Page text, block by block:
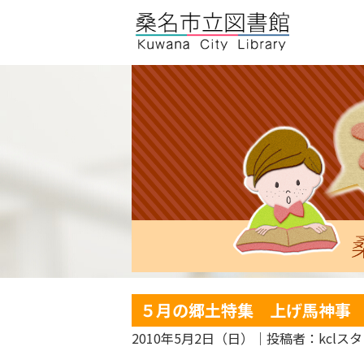
５月の郷土特集 上げ馬神事
2010年5月2日（日） ｜投稿者：kclス